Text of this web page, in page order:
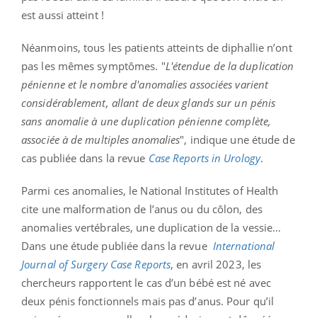
est aussi atteint !
Néanmoins, tous les patients atteints de diphallie n’ont
pas les mêmes symptômes. "L'étendue de la duplication
pénienne et le nombre d'anomalies associées varient
considérablement, allant de deux glands sur un pénis
sans anomalie à une duplication pénienne complète,
associée à de multiples anomalies", indique une étude de
cas publiée dans la revue Case Reports in Urology.
Parmi ces anomalies, le National Institutes of Health
cite une malformation de l’anus ou du côlon, des
anomalies vertébrales, une duplication de la vessie…
Dans une étude publiée dans la revue International
Journal of Surgery Case Reports, en avril 2023, les
chercheurs rapportent le cas d’un bébé est né avec
deux pénis fonctionnels mais pas d’anus. Pour qu’il